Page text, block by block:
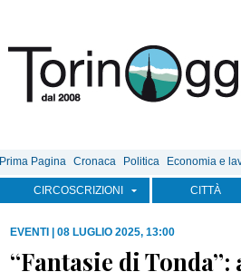
Prima Pagina Cronaca Politica Economia e
CIRCOSCRIZIONI CITTÀ
EVENTI 08 LUGLIO 2025, 13:00
“Fantasie di